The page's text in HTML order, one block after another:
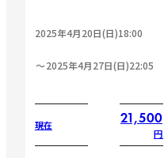
2025年4月20日(日)18:00
2025年4月27日(日)22:05
現在 21,500
円